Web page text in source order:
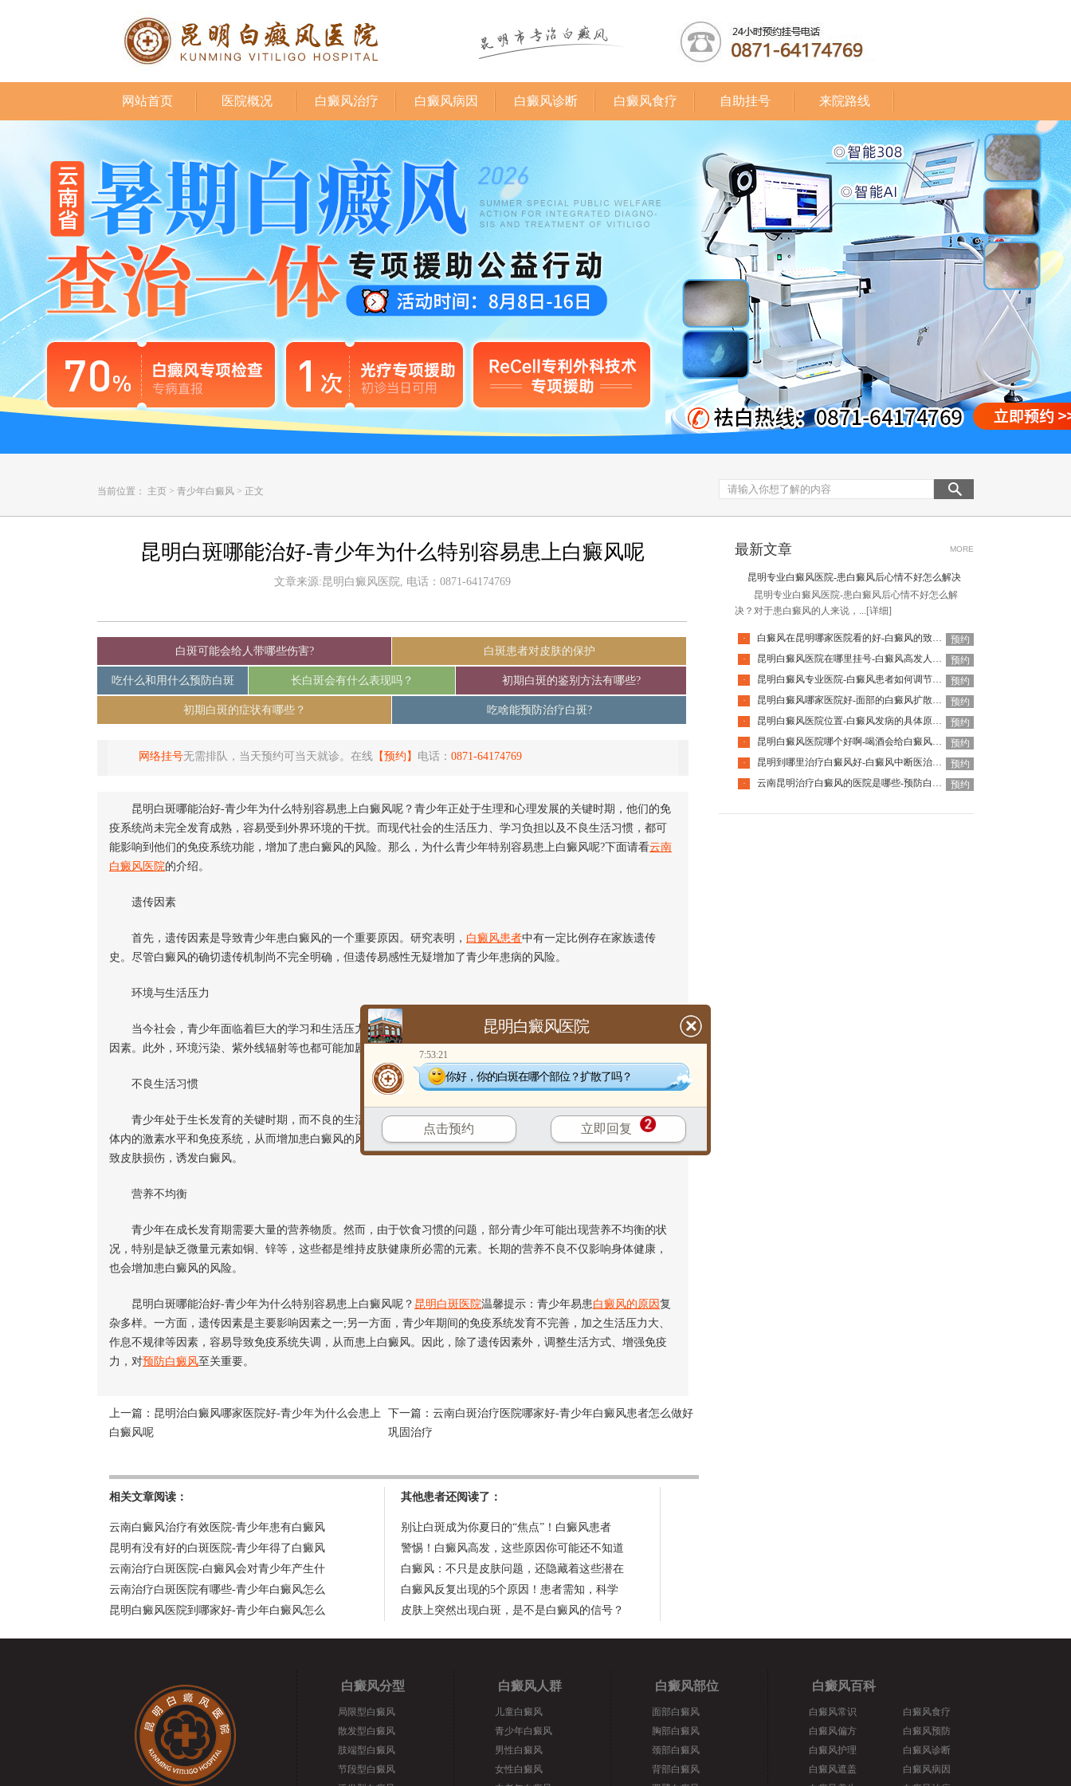
网站首页 医院概况 白癜风治疗 白癜风病因 白癜风诊断 白癜风食疗 自助挂号 来院路线
当前位置： 主页 > 青少年白癜风 > 正文
昆明白斑哪能治好-青少年为什么特别容易患上白癜风呢
文章来源:昆明白癜风医院, 电话：0871-64174769
白斑可能会给人带哪些伤害? 白斑患者对皮肤的保护
吃什么和用什么预防白斑 长白斑会有什么表现吗？ 初期白斑的鉴别方法有哪些?
初期白斑的症状有哪些？ 吃啥能预防治疗白斑?
网络挂号无需排队，当天预约可当天就诊。在线 【预约】 电话： 0871-64174769
昆明白斑哪能治好-青少年为什么特别容易患上白癜风呢？青少年正处于生理和心理发展的关键时期，他们的免
疫系统尚未完全发育成熟，容易受到外界环境的干扰。而现代社会的生活压力、学习负担以及不良生活习惯，都可
能影响到他们的免疫系统功能，增加了患白癜风的风险。那么，为什么青少年特别容易患上白癜风呢?下面请看云南
白癜风医院的介绍。
遗传因素
首先，遗传因素是导致青少年患白癜风的一个重要原因。研究表明， 白癜风患者中有一定比例存在家族遗传
史。尽管白癜风的确切遗传机制尚不完全明确，但遗传易感性无疑增加了青少年患病的风险。
环境与生活压力
当今社会，青少年面临着巨大的学习和生活压力。长期的精神压力和紧张情绪被认为是触发白癜风的重要外部
因素。此外，环境污染、紫外线辐射等也都可能加剧皮肤的损伤，为白癜风的发生创造条件。
不良生活习惯
青少年处于生长发育的关键时期，而不良的生活习惯，如不规律的饮食、过度熬夜、缺乏运动等，都可能影响
体内的激素水平和免疫系统，从而增加患白癜风的风险。此外，某些化学物质，如化妆品中的有害成分，也可能导
致皮肤损伤，诱发白癜风。
营养不均衡
青少年在成长发育期需要大量的营养物质。然而，由于饮食习惯的问题，部分青少年可能出现营养不均衡的状
况，特别是缺乏微量元素如铜、锌等，这些都是维持皮肤健康所必需的元素。长期的营养不良不仅影响身体健康，
也会增加患白癜风的风险。
昆明白斑哪能治好-青少年为什么特别容易患上白癜风呢？ 昆明白斑医院温馨提示：青少年易患白癜风的原因复
杂多样。一方面，遗传因素是主要影响因素之一;另一方面，青少年期间的免疫系统发育不完善，加之生活压力大、
作息不规律等因素，容易导致免疫系统失调，从而患上白癜风。因此，除了遗传因素外，调整生活方式、增强免疫
力，对预防白癜风至关重要。
上一篇： 昆明治白癜风哪家医院好-青少年为什么会患上
白癜风呢
下一篇： 云南白斑治疗医院哪家好-青少年白癜风患者怎么做好
巩固治疗
相关文章阅读：
云南白癜风治疗有效医院-青少年患有白癜风
昆明有没有好的白斑医院-青少年得了白癜风
云南治疗白斑医院-白癜风会对青少年产生什
云南治疗白斑医院有哪些-青少年白癜风怎么
昆明白癜风医院到哪家好-青少年白癜风怎么
其他患者还阅读了：
别让白斑成为你夏日的“焦点”！白癜风患者
警惕！白癜风高发，这些原因你可能还不知道
白癜风：不只是皮肤问题，还隐藏着这些潜在
白癜风反复出现的5个原因！患者需知，科学
皮肤上突然出现白斑，是不是白癜风的信号？
最新文章 MORE
昆明专业白癜风医院-患白癜风后心情不好怎么解决
昆明专业白癜风医院-患白癜风后心情不好怎么解
决？对于患白癜风的人来说，... [详细]
· 白癜风在昆明哪家医院看的好-白癜风的致病因素有哪些
预约
·
昆明白癜风医院在哪里挂号-白癜风高发人群有哪些
预约
·
昆明白癜风专业医院-白癜风患者如何调节自己的心态
预约
·
昆明白癜风哪家医院好-面部的白癜风扩散速度快吗
预约
·
昆明白癜风医院位置-白癜风发病的具体原因是什么
预约
·
昆明白癜风医院哪个好啊-喝酒会给白癜风患者带来哪些影响呢
预约
·
昆明到哪里治疗白癜风好-白癜风中断医治后会有什么后果
预约
·
云南昆明治疗白癜风的医院是哪些-预防白癜风扩散的方法有哪些 预约
白癜风分型
局限型白癜风
散发型白癜风
肢端型白癜风
节段型白癜风
白癜风人群
儿童白癜风
青少年白癜风
男性白癜风
女性白癜风
白癜风部位
面部白癜风
胸部白癜风
颈部白癜风
背部白癜风
白癜风百科
白癜风常识
白癜风偏方
白癜风护理
白癜风遮盖
白癜风食疗
白癜风预防
白癜风诊断
白癜风病因
昆明白癜风医院
7:53:21
你好，你的白斑在哪个部位？扩散了吗？
点击预约 立即回复